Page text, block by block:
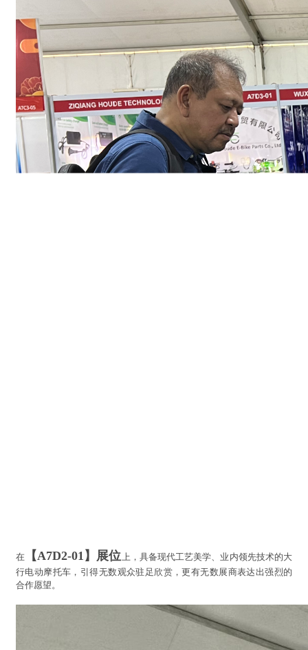
在 【A7D2-01】展位 上，具备现代工艺美学、业内领先技术的大
行电动摩托车，引得无数观众驻足欣赏，更有无数展商表达出强烈的
合作愿望。